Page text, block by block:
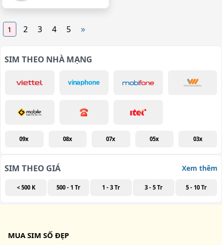
1 2 3 4 5 »
SIM THEO NHÀ MẠNG
09x 08x 07x 05x 03x
SIM THEO GIÁ Xem thêm
< 500 K 500 - 1 Tr 1 - 3 Tr 3 - 5 Tr 5 - 10 Tr
MUA SIM SỐ ĐẸP